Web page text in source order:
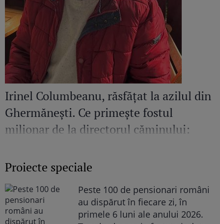
Irinel Columbeanu, răsfățat la azilul din
Ghermănești. Ce primește fostul
milionar de la directorul căminului:
Proiecte speciale
Peste 100 de pensionari români
au dispărut în fiecare zi, în
primele 6 luni ale anului 2026.